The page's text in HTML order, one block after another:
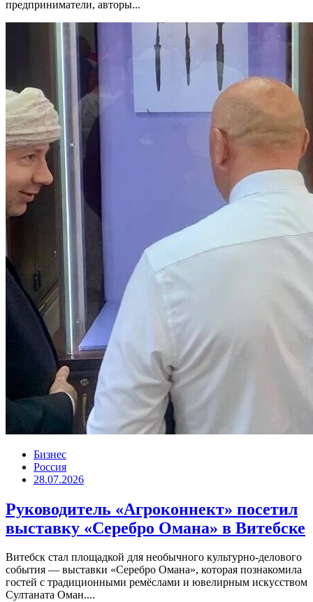
предприниматели, авторы...
Бизнес
Россия
28.07.2026
Руководитель «Агроконнект» посетил
выставку «Серебро Омана» в Витебске
Витебск стал площадкой для необычного культурно-делового
события — выставки «Серебро Омана», которая познакомила
гостей с традиционными ремёслами и ювелирным искусством
Султаната Оман....